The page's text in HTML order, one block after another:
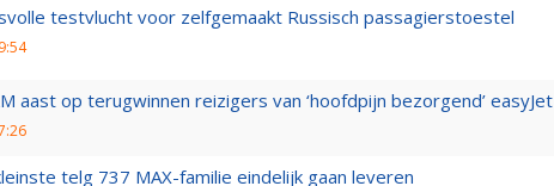
testvlucht voor zelfgemaakt Russisch passagierstoestel
aast op terugwinnen reizigers van ‘hoofdpijn bezorgend’ easyJet
telg 737 MAX-familie eindelijk gaan leveren